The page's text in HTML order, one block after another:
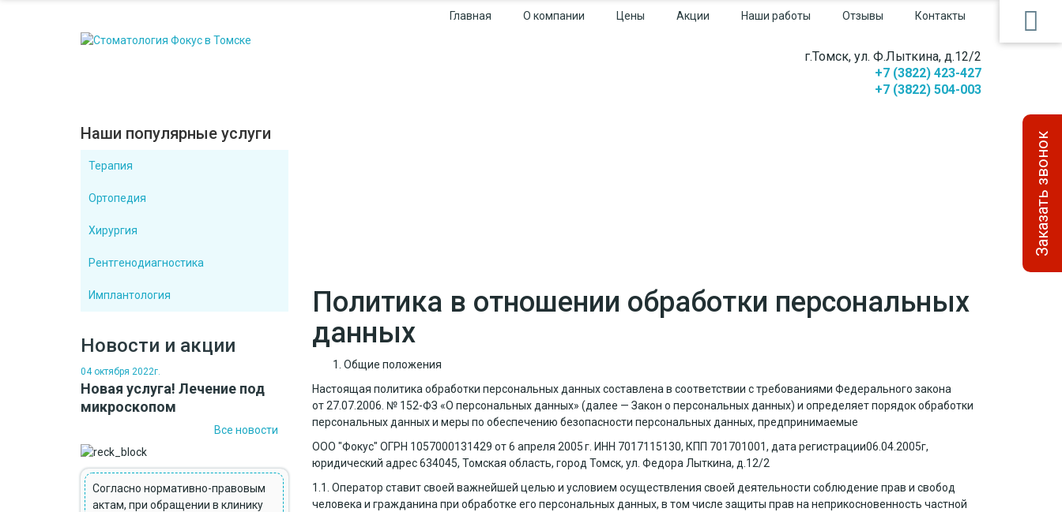
Главная О компании Цены Акции Наши работы Отзывы Контакты
г.Томск, ул. Ф.Лыткина, д.12/2
+7 (3822) 423-427
+7 (3822) 504-003
Наши популярные услуги
Терапия
Ортопедия
Хирургия
Рентгенодиагностика
Имплантология
Новости и акции
04 октября 2022г.
Новая услуга! Лечение под
микроскопом
Все новости
Согласно нормативно-правовым
актам, при обращении в клинику
Политика в отношении обработки персональных
данных
Общие положения
Настоящая политика обработки персональных данных составлена в соответствии с требованиями Федерального закона
от 27.07.2006. № 152-ФЗ «О персональных данных» (далее — Закон о персональных данных) и определяет порядок обработки
персональных данных и меры по обеспечению безопасности персональных данных, предпринимаемые
ООО "Фокус" ОГРН 1057000131429 от 6 апреля 2005 г. ИНН 7017115130, КПП 701701001, дата регистрации06.04.2005г,
юридический адрес634045, Томская область, город Томск, ул. Федора Лыткина, д.12/2
1.1. Оператор ставит своей важнейшей целью и условием осуществления своей деятельности соблюдение прав и свобод
человека и гражданина при обработке его персональных данных, в том числе защиты прав на неприкосновенность частной
Заказать звонок